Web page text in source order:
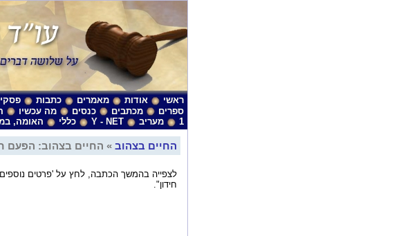
ראשי אודות מאמרים כתבות פסקי
ספרים
מכתבים כנסים מה עכשיו
1
מעריב Y - NET כללי האומה,
החיים בצהוב » החיים בצהוב: הפעם
לצפייה בהמשך הכתבה, לחץ על 'פרטים
חידון".